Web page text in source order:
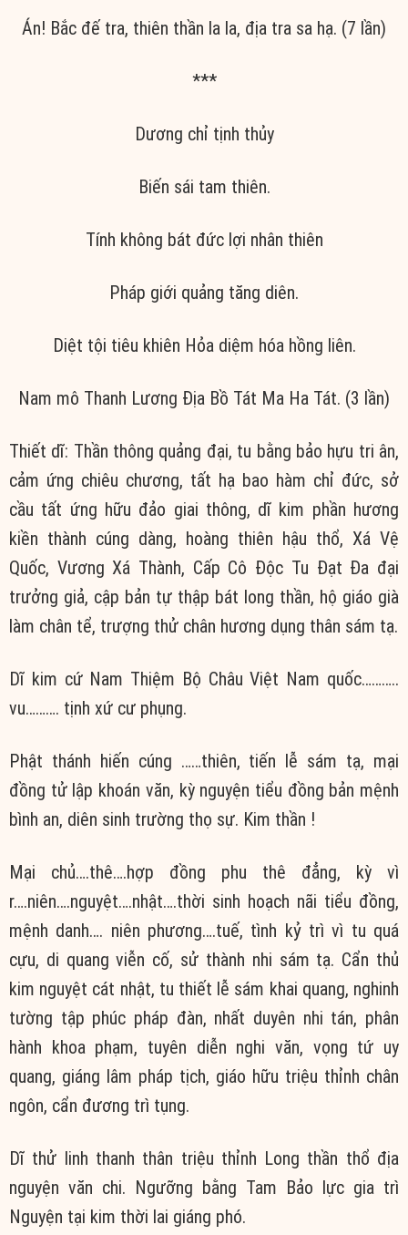
Án! Bắc đế tra, thiên thần la la, địa tra sa hạ. (7 lần)
***
Dương chỉ tịnh thủy
Biến sái tam thiên.
Tính không bát đức lợi nhân thiên
Pháp giới quảng tăng diên.
Diệt tội tiêu khiên Hỏa diệm hóa hồng liên.
Nam mô Thanh Lương Địa Bồ Tát Ma Ha Tát. (3 lần)
Thiết dĩ: Thần thông quảng đại, tu bằng bảo hựu tri ân,
cảm ứng chiêu chương, tất hạ bao hàm chỉ đức, sở
cầu tất ứng hữu đảo giai thông, dĩ kim phần hương
kiền thành cúng dàng, hoàng thiên hậu thổ, Xá Vệ
Quốc, Vương Xá Thành, Cấp Cô Độc Tu Đạt Đa đại
trưởng giả, cập bản tự thập bát long thần, hộ giáo già
làm chân tể, trượng thử chân hương dụng thân sám tạ.
Dĩ kim cứ Nam Thiệm Bộ Châu Việt Nam quốc………..
vu………. tịnh xứ cư phụng.
Phật thánh hiến cúng ……thiên, tiến lễ sám tạ, mại
đồng tử lập khoán văn, kỳ nguyện tiểu đồng bản mệnh
bình an, diên sinh trường thọ sự. Kim thần !
Mại chủ….thê….hợp đồng phu thê đẳng, kỳ vì
r….niên….nguyệt….nhật….thời sinh hoạch nãi tiểu đồng,
mệnh danh…. niên phương….tuế, tình kỷ trì vì tu quá
cựu, di quang viễn cố, sử thành nhi sám tạ. Cẩn thủ
kim nguyệt cát nhật, tu thiết lễ sám khai quang, nghinh
tường tập phúc pháp đàn, nhất duyên nhi tán, phân
hành khoa phạm, tuyên diễn nghi văn, vọng tứ uy
quang, giáng lâm pháp tịch, giáo hữu triệu thỉnh chân
ngôn, cẩn đương trì tụng.
Dĩ thử linh thanh thân triệu thỉnh Long thần thổ địa
nguyện văn chi. Ngưỡng bằng Tam Bảo lực gia trì
Nguyện tại kim thời lai giáng phó.